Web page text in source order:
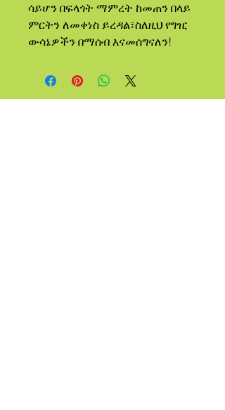
ሳይሆን በፍላጎት ማምረት ከመጠን በላይ
ምርትን ለመቀነስ ይረዳል፣ስለዚህ የግዢ
ውሳኔዎችን በማሰብ እናመሰግናለን!